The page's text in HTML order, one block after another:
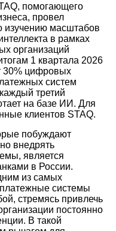
помогающего
провел
изучению масштабов
в рамках
организаций
1 квартала 2026
30% цифровых
систем
третий
на базе ИИ. Для
клиентов STAQ.
побуждают
внедрять
является
в России.
из самых
системы
стремясь привлечь
постоянно
В такой